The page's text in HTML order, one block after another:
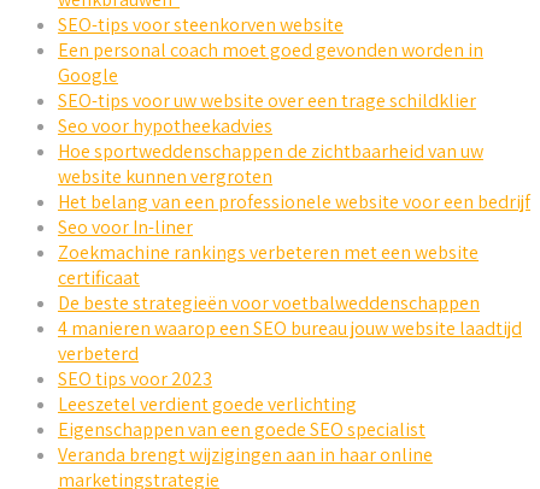
SEO-tips voor steenkorven website
Een personal coach moet goed gevonden worden in
Google
SEO-tips voor uw website over een trage schildklier
Seo voor hypotheekadvies
Hoe sportweddenschappen de zichtbaarheid van uw
website kunnen vergroten
Het belang van een professionele website voor een bedrijf
Seo voor In-liner
Zoekmachine rankings verbeteren met een website
certificaat
De beste strategieën voor voetbalweddenschappen
4 manieren waarop een SEO bureau jouw website laadtijd
verbeterd
SEO tips voor 2023
Leeszetel verdient goede verlichting
Eigenschappen van een goede SEO specialist
Veranda brengt wijzigingen aan in haar online
marketingstrategie